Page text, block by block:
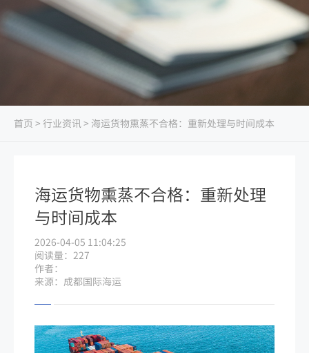
首页 > 行业资讯> 海运货物熏蒸不合格：重新处理与时间成本
海运货物熏蒸不合格：重新处理
与时间成本
2026-04-05 11:04:25
阅读量：227
作者：
来源：成都国际海运